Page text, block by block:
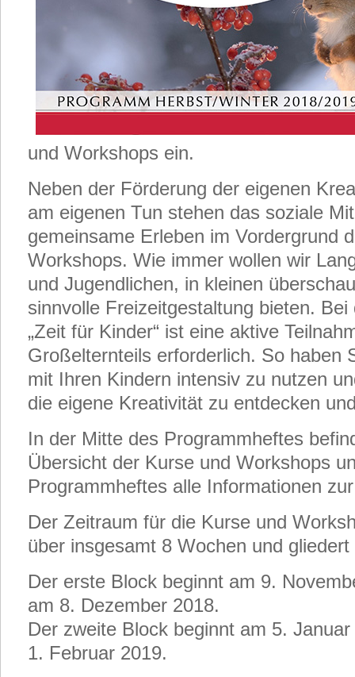
und Workshops ein.
Neben der Förderung der eigenen
am eigenen Tun stehen das soziale
gemeinsame Erleben im Vordergrund
Workshops. Wie immer wollen wir
und Jugendlichen, in kleinen
sinnvolle Freizeitgestaltung bieten.
„Zeit für Kinder“ ist eine aktive
Großelternteils erforderlich. So haben
mit Ihren Kindern intensiv zu nutzen
die eigene Kreativität zu entdecken
In der Mitte des Programmheftes
Übersicht der Kurse und Workshops
Programmheftes alle Informationen
Der Zeitraum für die Kurse und
über insgesamt 8 Wochen und
Der erste Block beginnt am 9.
am 8. Dezember 2018.
Der zweite Block beginnt am 5.
1. Februar 2019.